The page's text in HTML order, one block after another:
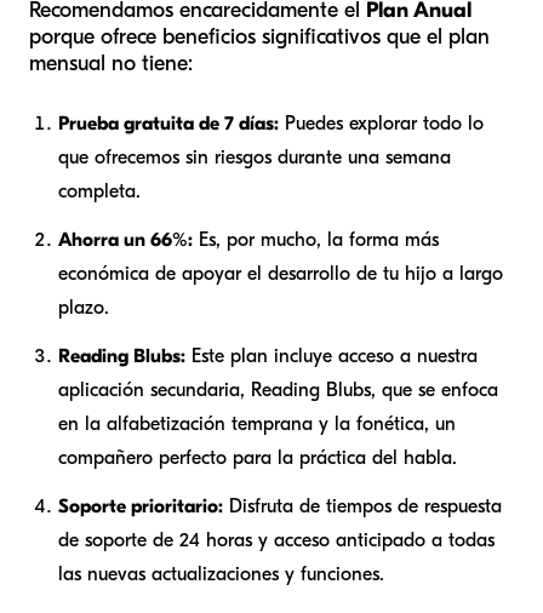
Recomendamos encarecidamente el Plan Anual
porque ofrece beneficios significativos que el plan
mensual no tiene:
Prueba gratuita de 7 días: Puedes explorar todo lo
que ofrecemos sin riesgos durante una semana
completa.
Ahorra un 66%: Es, por mucho, la forma más
económica de apoyar el desarrollo de tu hijo a largo
plazo.
Reading Blubs: Este plan incluye acceso a nuestra
aplicación secundaria, Reading Blubs, que se enfoca
en la alfabetización temprana y la fonética, un
compañero perfecto para la práctica del habla.
Soporte prioritario: Disfruta de tiempos de respuesta
de soporte de 24 horas y acceso anticipado a todas
las nuevas actualizaciones y funciones.